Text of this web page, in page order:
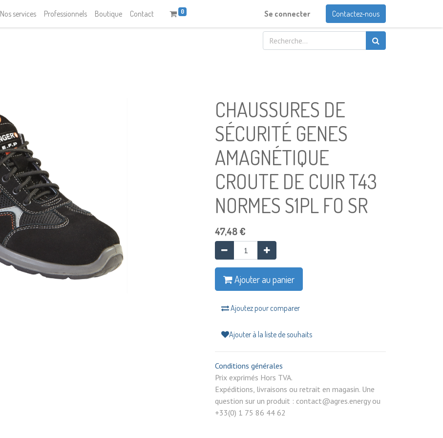
Nos services Professionnels Boutique Contact 0 Se connecter Contactez-nous
CHAUSSURES DE
SÉCURITÉ GENES
AMAGNÉTIQUE
CROUTE DE CUIR T43
NORMES S1PL FO SR
47,48€
Ajouter au panier
Ajoutez pour comparer
Ajouter à la liste de souhaits
Conditions générales
Prix exprimés Hors TVA.
Expéditions, livraisons ou retrait en magasin. Une
question sur un produit : contact@agres.energy ou
+33(0) 1 75 86 44 62